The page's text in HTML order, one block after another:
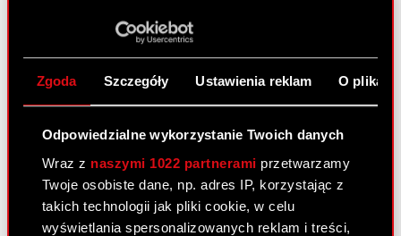
Zgoda Szczegóły Ustawienia reklam O
Odpowiedzialne wykorzystanie Twoich danych
Wraz z naszymi 1022 partnerami przetwarzamy
Twoje osobiste dane, np. adres IP, korzystając z
takich technologii jak pliki cookie, w celu
wyświetlania spersonalizowanych reklam i treści,
Zgromadzenia
PDF
Projektowane zmiany w Statucie Spółki
przedłożone do rozpatrzenia
Nadzwyczajnemu Walnemu
Zgromadzeniu zwołanemu na 19 stycznia
PDF
Projekty uchwał Nadzwyczajnego
Walnego Zgromadzenia Optimus S.A.
zwołanego na 19 stycznia 2010 r.